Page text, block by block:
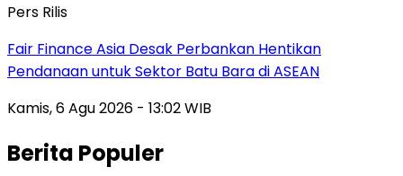
Pers Rilis
Fair Finance Asia Desak Perbankan Hentikan
Pendanaan untuk Sektor Batu Bara di ASEAN
Kamis, 6 Agu 2026 - 13:02 WIB
Berita Populer